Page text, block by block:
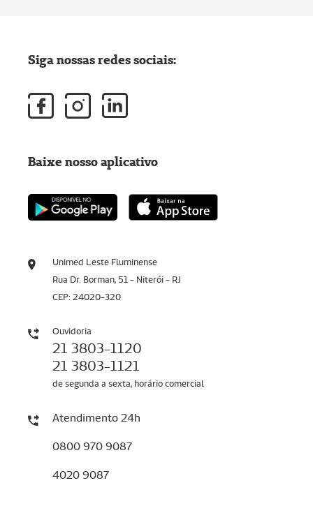
Unimed Leste Fluminense
Rua Dr. Borman, 51 - Niterói - RJ
CEP: 24020-320
Ouvidoria
21 3803-1120
21 3803-1121
de segunda a sexta, horário comercial
Atendimento 24h
0800 970 9087
4020 9087
Siga nossas redes sociais:
Baixe nosso aplicativo